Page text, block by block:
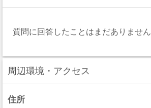
質問に回答したことはまだありません
周辺環境・アクセス
住所